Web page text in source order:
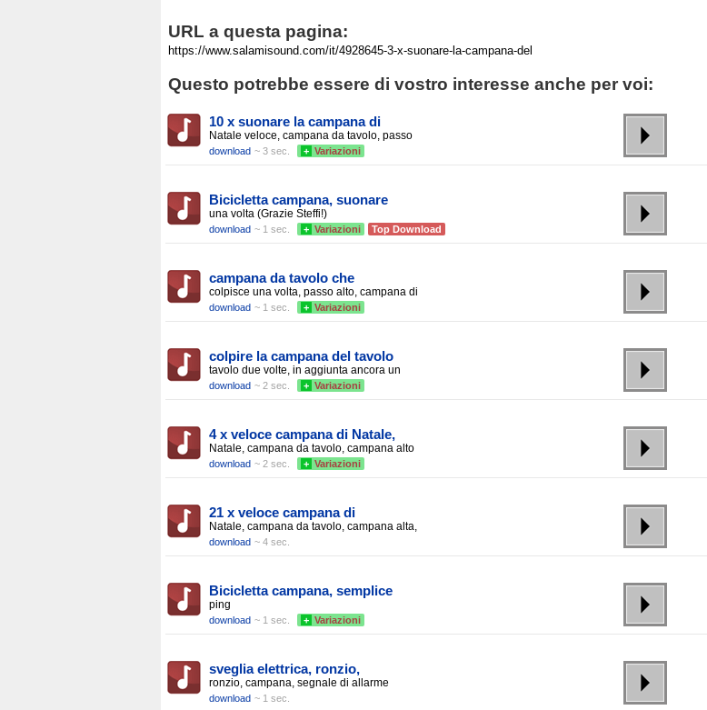
URL a questa pagina:
Questo potrebbe essere di vostro interesse anche per voi:
10 x suonare la campana di
Natale veloce, campana da tavolo, passo
download ~ 3 sec. + Variazioni
Bicicletta campana, suonare
una volta (Grazie Steffi!)
download ~ 1 sec. + Variazioni Top Download
campana da tavolo che
colpisce una volta, passo alto, campana di
download ~ 1 sec. + Variazioni
colpire la campana del tavolo
tavolo due volte, in aggiunta ancora un
download ~ 2 sec. + Variazioni
4 x veloce campana di Natale,
Natale, campana da tavolo, campana alto
download ~ 2 sec. + Variazioni
21 x veloce campana di
Natale, campana da tavolo, campana alta,
download ~ 4 sec.
Bicicletta campana, semplice
ping
download ~ 1 sec. + Variazioni
sveglia elettrica, ronzio,
ronzio, campana, segnale di allarme
download ~ 1 sec.